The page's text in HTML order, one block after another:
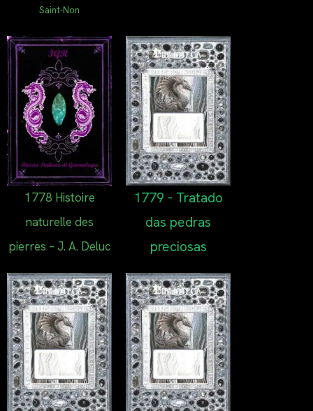
Saint-Non
1778 Histoire
naturelle des
pierres – J. A. Deluc
1779 - Tratado
das pedras
preciosas